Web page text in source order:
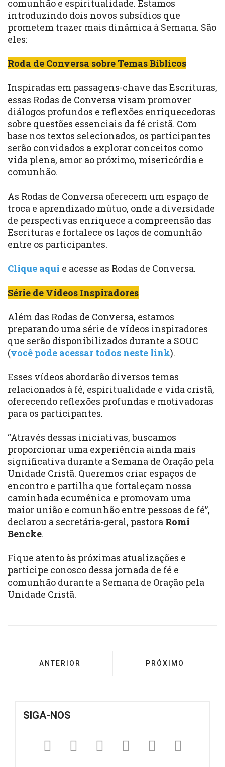
comunhão e espiritualidade. Estamos
introduzindo dois novos subsídios que
prometem trazer mais dinâmica à Semana. São
eles:
Roda de Conversa sobre Temas Bíblicos
Inspiradas em passagens-chave das Escrituras,
essas Rodas de Conversa visam promover
diálogos profundos e reflexões enriquecedoras
sobre questões essenciais da fé cristã. Com
base nos textos selecionados, os participantes
serão convidados a explorar conceitos como
vida plena, amor ao próximo, misericórdia e
comunhão.
As Rodas de Conversa oferecem um espaço de
troca e aprendizado mútuo, onde a diversidade
de perspectivas enriquece a compreensão das
Escrituras e fortalece os laços de comunhão
entre os participantes.
Clique aqui e acesse as Rodas de Conversa.
Série de Vídeos Inspiradores
Além das Rodas de Conversa, estamos
preparando uma série de vídeos inspiradores
que serão disponibilizados durante a SOUC
(você pode acessar todos neste link).
Esses vídeos abordarão diversos temas
relacionados à fé, espiritualidade e vida cristã,
oferecendo reflexões profundas e motivadoras
para os participantes.
“Através dessas iniciativas, buscamos
proporcionar uma experiência ainda mais
significativa durante a Semana de Oração pela
Unidade Cristã. Queremos criar espaços de
encontro e partilha que fortaleçam nossa
caminhada ecumênica e promovam uma
maior união e comunhão entre pessoas de fé”,
declarou a secretária-geral, pastora Romi
Bencke.
Fique atento às próximas atualizações e
participe conosco dessa jornada de fé e
comunhão durante a Semana de Oração pela
Unidade Cristã.
ARTIGO ANTERIOR: SEMANA DE ORAÇÃO
ANTERIOR PRÓXIMO ARTIGO:
PRÓXIMO
SIGA-NOS
FacebookTwitterInstagram
YouTube
Fickr